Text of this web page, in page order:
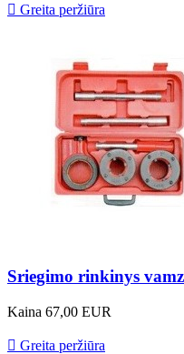
 Greita peržiūra
Sriegimo rinkinys
Kaina 67,00 EUR
 Greita peržiūra